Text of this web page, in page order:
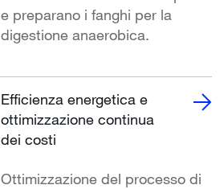
e preparano i fanghi per la
digestione anaerobica.
Efficienza energetica e
ottimizzazione continua
dei costi
Ottimizzazione del processo di